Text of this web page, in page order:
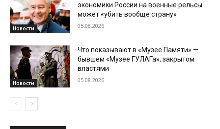
Новости
экономики России на военные рельсы
может «убить вообще страну»
05.08.2026
Новости
Что показывают в «Музее Памяти» —
бывшем «Музее ГУЛАГа», закрытом
властями
05.08.2026